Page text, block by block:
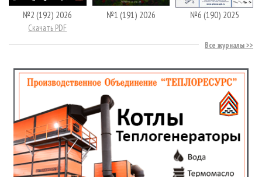
№2 (192) 2026
Скачать PDF
№1 (191) 2026 №6 (190) 2025
Все журналы